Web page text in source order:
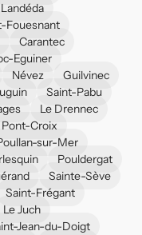
Landéda
Fouesnant
Carantec
Eguiner
Névez
Guilvinec
Saint-Pabu
Le Drennec
Pont-Croix
sur-Mer
Pouldergat
Sainte-Sève
Saint-Frégant
Le Juch
Jean-du-Doigt